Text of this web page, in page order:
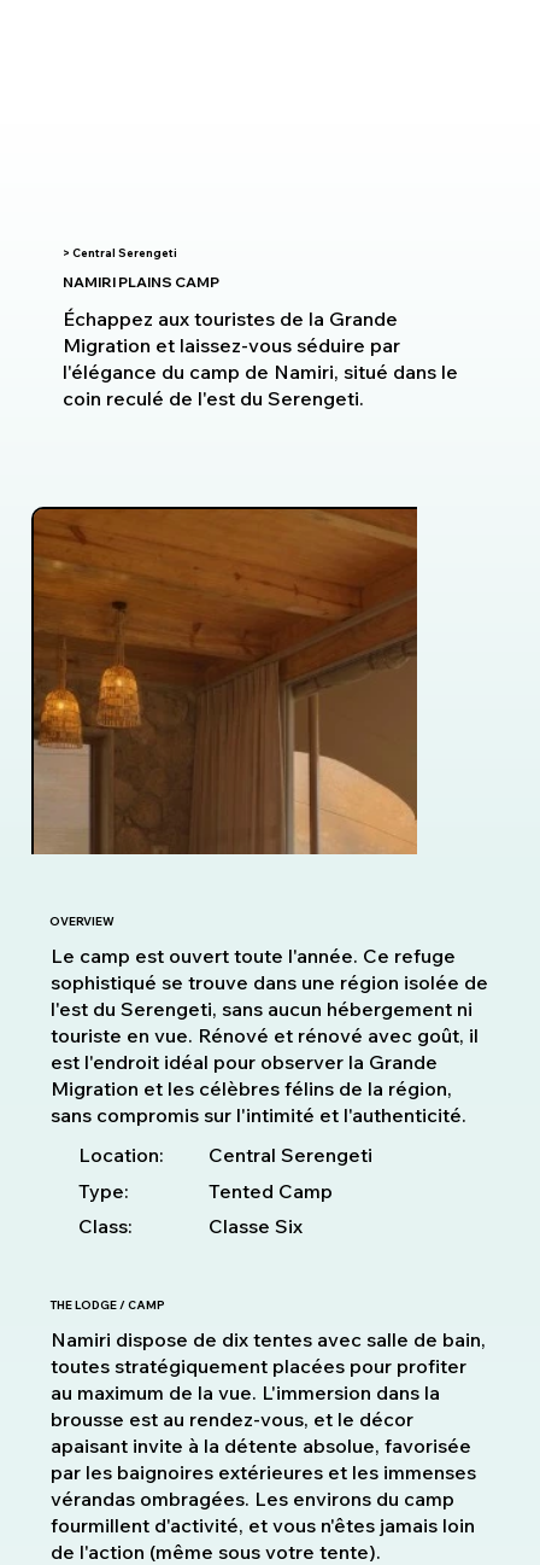
> Central Serengeti
NAMIRI PLAINS CAMP
Échappez aux touristes de la Grande
Migration et laissez-vous séduire par
l'élégance du camp de Namiri, situé dans le
coin reculé de l'est du Serengeti.
OVERVIEW
Le camp est ouvert toute l'année. Ce refuge
sophistiqué se trouve dans une région isolée de
l'est du Serengeti, sans aucun hébergement ni
touriste en vue. Rénové et rénové avec goût, il
est l'endroit idéal pour observer la Grande
Migration et les célèbres félins de la région,
sans compromis sur l'intimité et l'authenticité.
Location:
Central Serengeti
Type:
Tented Camp
Class:
Classe Six
THE LODGE / CAMP
Namiri dispose de dix tentes avec salle de bain,
toutes stratégiquement placées pour profiter
au maximum de la vue. L'immersion dans la
brousse est au rendez-vous, et le décor
apaisant invite à la détente absolue, favorisée
par les baignoires extérieures et les immenses
vérandas ombragées. Les environs du camp
fourmillent d'activité, et vous n'êtes jamais loin
de l'action (même sous votre tente).